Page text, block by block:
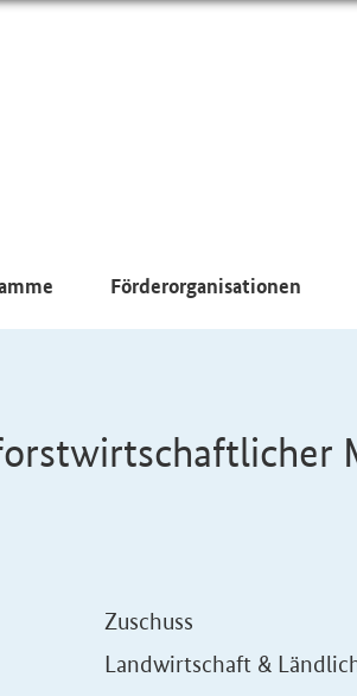
Förderorganisationen
Zuschuss
Landwirtschaft &